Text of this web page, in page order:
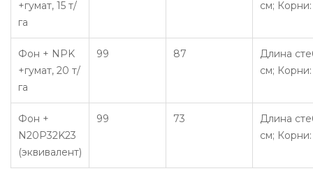
+гумат, 15 т/
га
см;
Фон + NPK
+гумат, 20 т/
га
99 87
Длина
см;
Фон +
N20P32K23
(эквивалент)
99 73
Длина
см; Корни: